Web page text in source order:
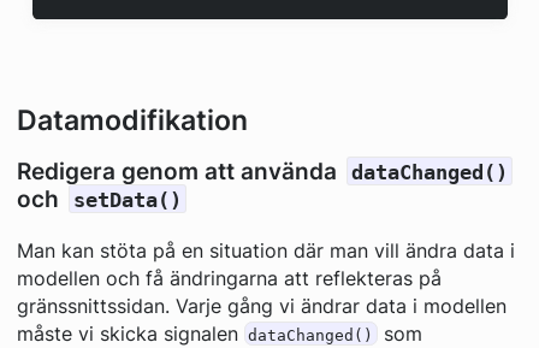
Datamodifikation
Redigera genom att använda dataChanged()
och setData()
Man kan stöta på en situation där man vill ändra data i
modellen och få ändringarna att reflekteras på
gränssnittssidan. Varje gång vi ändrar data i modellen
måste vi skicka signalen dataChanged()
som